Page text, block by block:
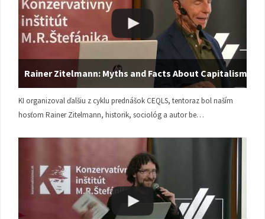
Rainer Zitelmann: Myths and Facts About Capitalism
KI organizoval ďalšiu z cyklu prednášok CEQLS, tentoraz bol naším
hosťom Rainer Zitelmann, historik, sociológ a autor be…